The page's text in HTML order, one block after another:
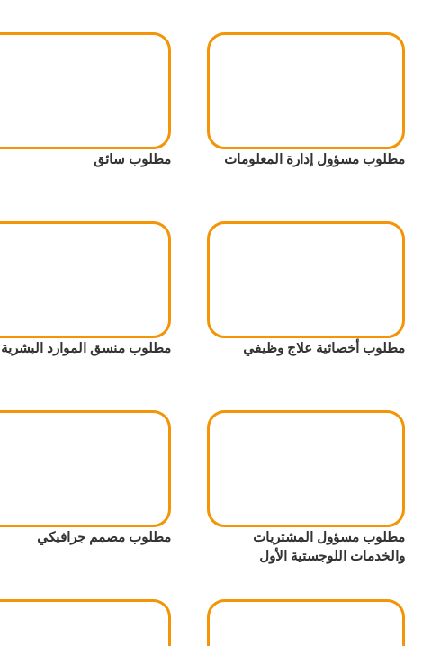
مطلوب مسؤول إدارة المعلومات مطلوب سائق
مطلوب أخصائية علاج وظيفي مطلوب منسق الموارد البشرية
مطلوب مسؤول المشتريات
والخدمات اللوجستية الأول
مطلوب مصمم جرافيكي